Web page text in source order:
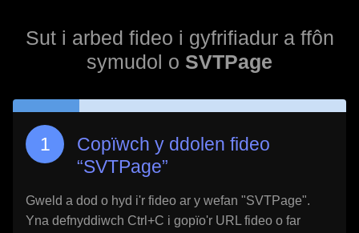
Sut i arbed fideo i gyfrifiadur a ffôn
symudol o SVTPage
Copïwch y ddolen fideo
“SVTPage”
Gweld a dod o hyd i'r fideo ar y wefan "SVTPage".
Yna defnyddiwch Ctrl+C i gopïo'r URL fideo o far